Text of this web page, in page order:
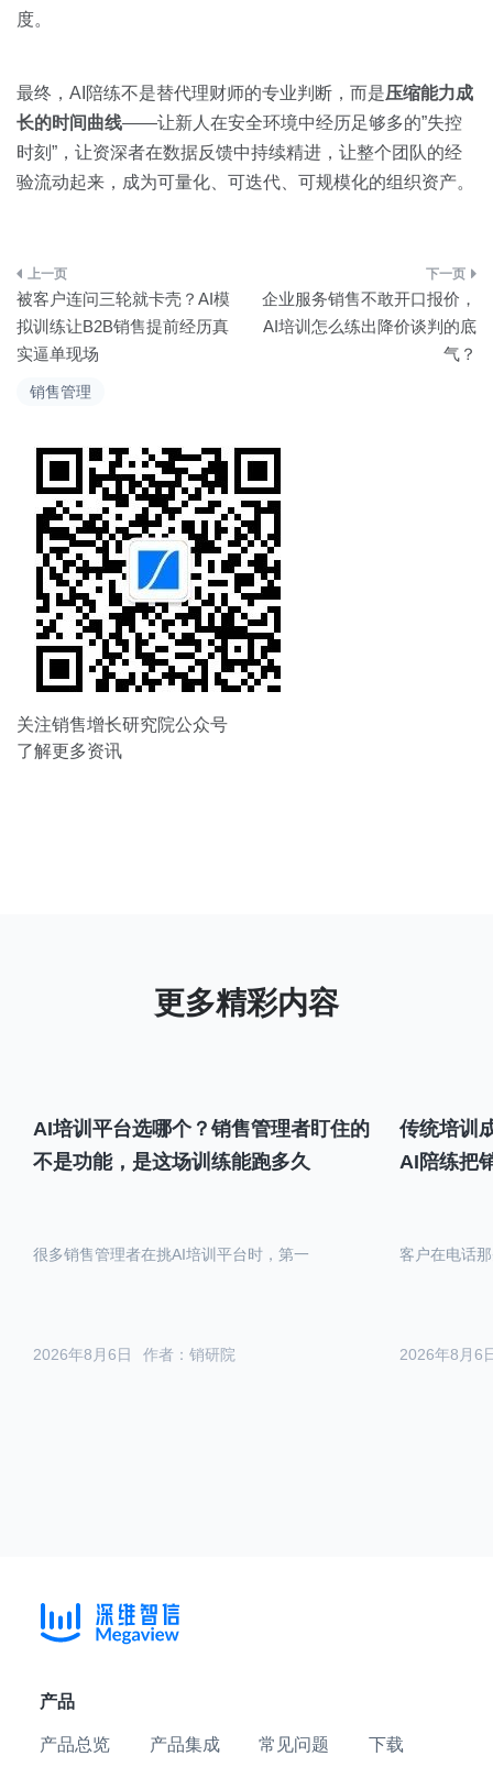
销售管理
度。
最终，AI陪练不是替代理财师的专业判断，而是压缩能力成
长的时间曲线——让新人在安全环境中经历足够多的”失控
时刻”，让资深者在数据反馈中持续精进，让整个团队的经
验流动起来，成为可量化、可迭代、可规模化的组织资产。
文
章
导
被客户连问三轮就卡壳？AI模
拟训练让B2B销售提前经历真
实逼单现场
企业服务销售不敢开口报价，
AI培训怎么练出降价谈判的底
气？
关注销售增长研究院公众号
了解更多资讯
AI培训平台选哪个？销售管理者盯住的
不是功能，是这场训练能跑多久
作者：销研院
2026年8月6日
很多销售管理者在挑AI培训平台时，第一
传统培训
AI陪练把
2026年8月6
客户在电话
产品
产品总览 产品集成 常见问题 下载